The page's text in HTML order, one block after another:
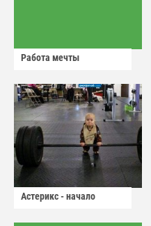
Работа мечты
Астерикс - начало